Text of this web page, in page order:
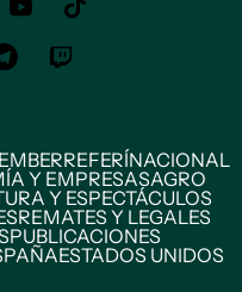
REFERÍNACIONAL
Y EMPRESASAGRO
Y ESPECTÁCULOS
REMATES Y LEGALES
PUBLICACIONES
ESTADOS UNIDOS